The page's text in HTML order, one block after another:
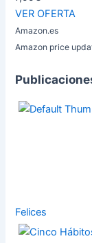
VER OFERTA
Amazon.es
Amazon price
Felices